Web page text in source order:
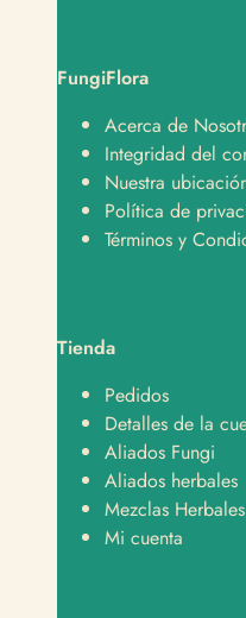
FungiFlora
Acerca de
Integridad del
Nuestra
Política de
Términos y
Tienda
Pedidos
Detalles de la
Aliados Fungi
Aliados herbales
Mezclas Herbales
Mi cuenta
Soporte
¿En qué te podemos
Hola, quiero hacer un
Hola, tengo una
Hola, tengo una
Enviar